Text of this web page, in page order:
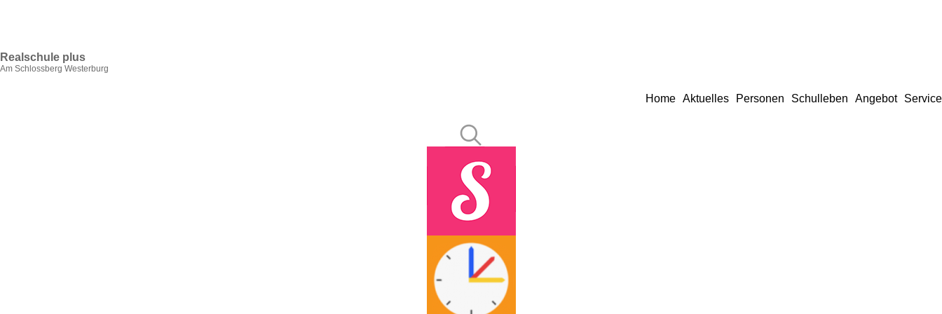
Realschule plus
Am Schlossberg Westerburg
Home Aktuelles Personen Schulleben Angebot Service